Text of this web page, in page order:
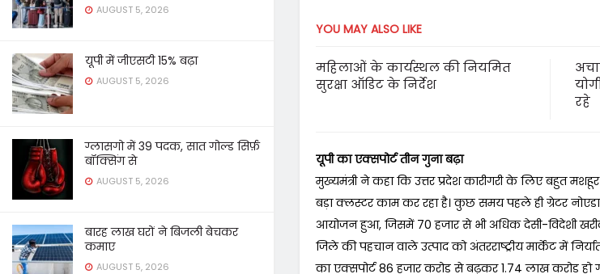
AUGUST 5, 2026
यूपी में जीएसटी 15% बढ़ा
AUGUST 5, 2026
ग्लासगो में 39 पदक, सात गोल्ड सिर्फ़
बॉक्सिंग से
AUGUST 5, 2026
बारह लाख घरों ने बिजली बेचकर
कमाए
AUGUST 5, 2026
YOU MAY ALSO LIKE
महिलाओं के कार्यस्थल की नियमित
सुरक्षा ऑडिट के निर्देश
रहे
यूपी का एक्सपोर्ट तीन गुना बढ़ा
मुख्यमंत्री ने कहा कि उत्तर प्रदेश कारीगरी के लिए बहुत
बड़ा क्लस्टर काम कर रहा है। कुछ समय पहले ही ग्रेटर
आयोजन हुआ, जिसमें 70 हजार से भी अधिक देसी-विदेशी
जिले की पहचान वाले उत्पाद को अंतरराष्ट्रीय मार्केट में
का एक्सपोर्ट 86 हजार करोड़ से बढ़कर 1.74 लाख करोड़ हो